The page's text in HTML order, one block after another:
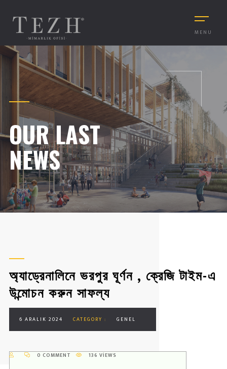
MENU
OUR LAST
NEWS
অ্যাড্রেনালিনে ভরপুর ঘূর্ণন , ক্রেজি টাইম-এ
উন্মোচন করুন সাফল্য
6 ARALIK 2024 CATEGORY : GENEL
0 COMMENT 136 VIEWS